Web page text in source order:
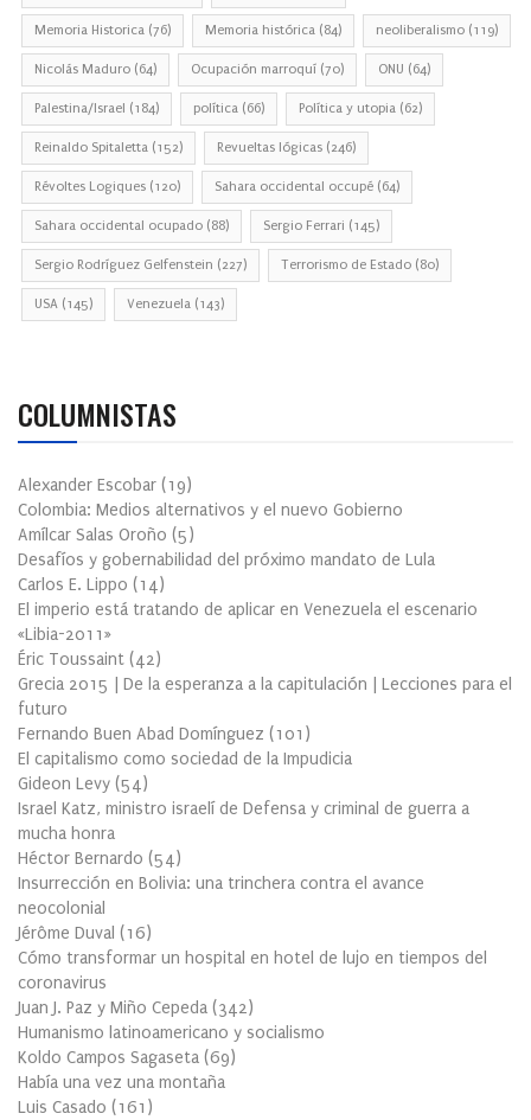
Memoria Historica (76) Memoria histórica (84) neoliberalismo (119)
Nicolás Maduro (64) Ocupación marroquí (70) ONU (64)
Palestina/Israel (184) política (66) Política y utopia (62)
Reinaldo Spitaletta (152) Revueltas lógicas (246)
Révoltes Logiques (120) Sahara occidental occupé (64)
Sahara occidental ocupado (88) Sergio Ferrari (145)
Sergio Rodríguez Gelfenstein (227) Terrorismo de Estado (80)
USA (145) Venezuela (143)
COLUMNISTAS
Alexander Escobar (19)
Colombia: Medios alternativos y el nuevo Gobierno
Amílcar Salas Oroño (5)
Desafíos y gobernabilidad del próximo mandato de Lula
Carlos E. Lippo (14)
El imperio está tratando de aplicar en Venezuela el escenario
«Libia-2011»
Éric Toussaint (42)
Grecia 2015 | De la esperanza a la capitulación | Lecciones para el
futuro
Fernando Buen Abad Domínguez (101 )
El capitalismo como sociedad de la Impudicia
Gideon Levy (54)
Israel Katz, ministro israelí de Defensa y criminal de guerra a
mucha honra
Héctor Bernardo (54)
Insurrección en Bolivia: una trinchera contra el avance
neocolonial
Jérôme Duval (16)
Cómo transformar un hospital en hotel de lujo en tiempos del
coronavirus
Juan J. Paz y Miño Cepeda (342)
Humanismo latinoamericano y socialismo
Koldo Campos Sagaseta (69)
Había una vez una montaña
Luis Casado (161 )